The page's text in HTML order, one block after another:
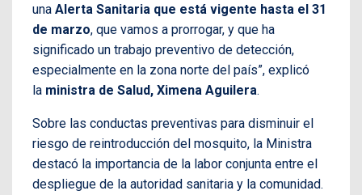
una Alerta Sanitaria que está vigente hasta el 31
de marzo, que vamos a prorrogar, y que ha
significado un trabajo preventivo de detección,
especialmente en la zona norte del país”, explicó
la ministra de Salud, Ximena Aguilera.
Sobre las conductas preventivas para disminuir el
riesgo de reintroducción del mosquito, la Ministra
destacó la importancia de la labor conjunta entre el
despliegue de la autoridad sanitaria y la comunidad.